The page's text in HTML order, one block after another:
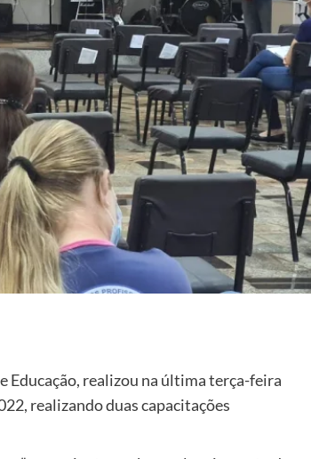
Educação, realizou na última terça-feira
realizando duas capacitações